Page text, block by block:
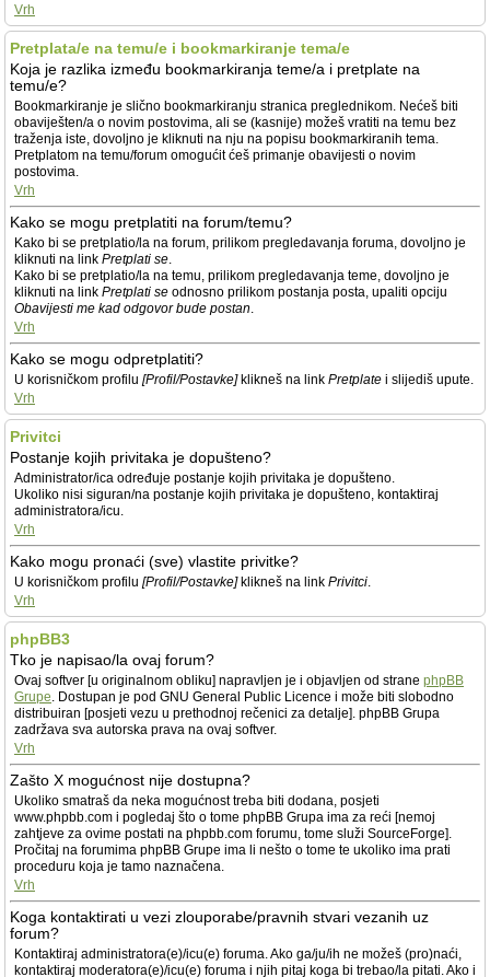
Vrh
Pretplata/e na temu/e i bookmarkiranje tema/e
Koja je razlika između bookmarkiranja teme/a i pretplate na
temu/e?
Bookmarkiranje je slično bookmarkiranju stranica preglednikom. Nećeš biti
obaviješten/a o novim postovima, ali se (kasnije) možeš vratiti na temu bez
traženja iste, dovoljno je kliknuti na nju na popisu bookmarkiranih tema.
Pretplatom na temu/forum omogućit ćeš primanje obavijesti o novim
postovima.
Vrh
Kako se mogu pretplatiti na forum/temu?
Kako bi se pretplatio/la na forum, prilikom pregledavanja foruma, dovoljno je
kliknuti na link Pretplati se.
Kako bi se pretplatio/la na temu, prilikom pregledavanja teme, dovoljno je
kliknuti na link Pretplati se odnosno prilikom postanja posta, upaliti opciju
Obavijesti me kad odgovor bude postan.
Vrh
Kako se mogu odpretplatiti?
U korisničkom profilu [Profil/Postavke]klikneš na link Pretplate i slijediš upute.
Vrh
Privitci
Postanje kojih privitaka je dopušteno?
Administrator/ica određuje postanje kojih privitaka je dopušteno.
Ukoliko nisi siguran/na postanje kojih privitaka je dopušteno, kontaktiraj
administratora/icu.
Vrh
Kako mogu pronaći (sve) vlastite privitke?
U korisničkom profilu [Profil/Postavke]klikneš na link Privitci.
Vrh
phpBB3
Tko je napisao/la ovaj forum?
Ovaj softver [u originalnom obliku] napravljen je i objavljen od strane phpBB
Grupe. Dostupan je pod GNU General Public Licence i može biti slobodno
distribuiran [posjeti vezu u prethodnoj rečenici za detalje]. phpBB Grupa
zadržava sva autorska prava na ovaj softver.
Vrh
Zašto X mogućnost nije dostupna?
Ukoliko smatraš da neka mogućnost treba biti dodana, posjeti
www.phpbb.com i pogledaj što o tome phpBB Grupa ima za reći [nemoj
zahtjeve za ovime postati na phpbb.com forumu, tome služi SourceForge].
Pročitaj na forumima phpBB Grupe ima li nešto o tome te ukoliko ima prati
proceduru koja je tamo naznačena.
Vrh
Koga kontaktirati u vezi zlouporabe/pravnih stvari vezanih uz
forum?
Kontaktiraj administratora(e)/icu(e) foruma. Ako ga/ju/ih ne možeš (pro)naći,
kontaktiraj moderatora(e)/icu(e) foruma i njih pitaj koga bi trebao/la pitati. Ako i